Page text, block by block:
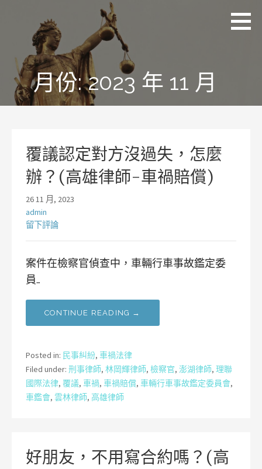
法
律
事
務
所
林
熱
情、
同理
及完
月份:2023 年 11 月
覆議認定對方沒過失，怎麼
辦？(高雄律師-車禍賠償)
26 11 月, 2023
admin
留下評論
案件在檢察官偵查中，車輛行車事故鑑定委
員…
CONTINUE READING →
Posted in: 民事糾紛, 車禍法律
Filed under: 刑事律師, 林岡輝律師, 檢察官, 澎湖律師, 理聯
國際法律, 覆議, 車禍, 車禍賠償, 車輛行車事故鑑定委員會,
車鑑會, 雲林律師, 高雄律師
好朋友，不用寫合約嗎？(高